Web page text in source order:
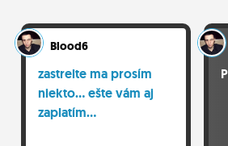
Blood6
zastrelte ma prosím
niekto... ešte vám aj
zaplatím...